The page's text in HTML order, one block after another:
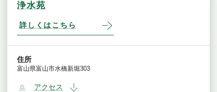
浄水苑
詳しくはこちら
住所
富山県富山市水橋新堀303
アクセス